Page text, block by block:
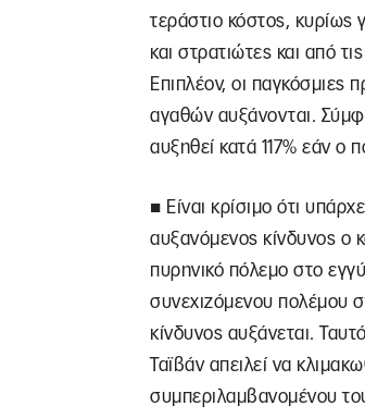
τεράστιο κόστος, κυρίως
και στρατιώτες και από
Επιπλέον, οι παγκόσμιες
αγαθών αυξάνονται.
αυξηθεί κατά 117% εάν ο
■ Είναι κρίσιμο ότι
αυξανόμενος κίνδυνος ο
πυρηνικό πόλεμο στο
συνεχιζόμενου πολέμου
κίνδυνος αυξάνεται.
Ταϊβάν απειλεί να
συμπεριλαμβανομένου